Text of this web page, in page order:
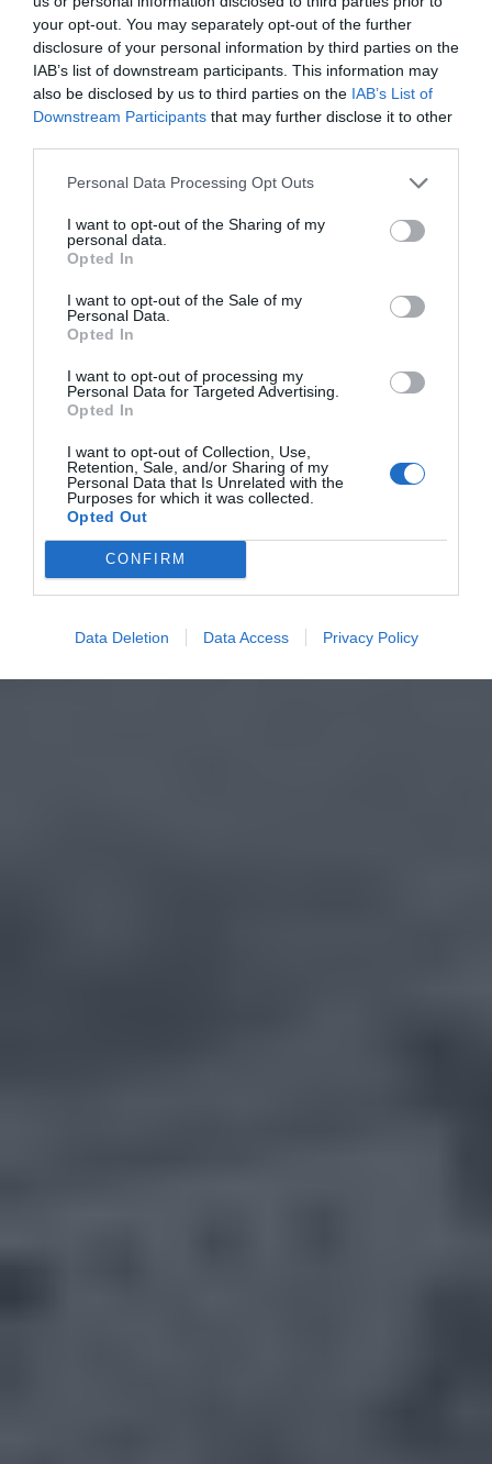
your opt-out. You may separately opt-out of the further
disclosure of your personal information by third parties on the
IAB’s list of downstream participants. This information may
also be disclosed by us to third parties on the IAB’s List of
Downstream Participants that may further disclose it to other
Personal Data Processing Opt Outs
I want to opt-out of the Sharing of my
personal data.
Opted In
I want to opt-out of the Sale of my
Personal Data.
Opted In
I want to opt-out of processing my
Personal Data for Targeted Advertising.
Opted In
I want to opt-out of Collection, Use,
Retention, Sale, and/or Sharing of my
Personal Data that Is Unrelated with the
Purposes for which it was collected.
Opted Out
CONFIRM
Data Deletion Data Access Privacy Policy